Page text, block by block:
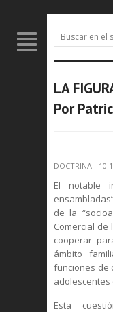
LA
Por
DOCTRINA -
El notable
de la
Comercial de
cooperar
ámbito
funciones de
adolescentes
Esta